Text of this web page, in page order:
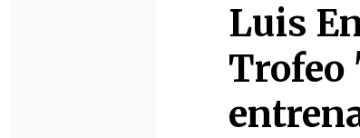
Luis
Trofeo